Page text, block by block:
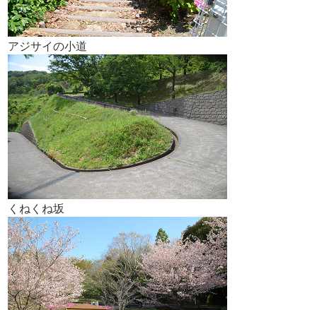
アジサイの小道
くねくね坂